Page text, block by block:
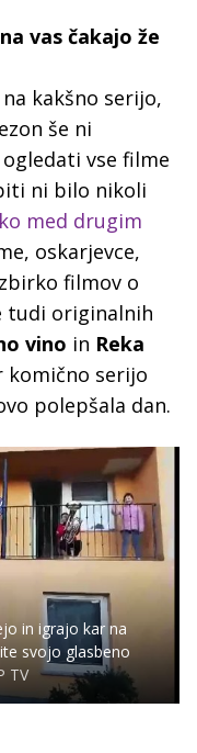
vas čakajo že
kakšno serijo,
še ni
vse filme
ni bilo nikoli
med drugim
oskarjevce,
filmov o
tudi originalnih
vino in Reka
komično serijo
polepšala dan.
in igrajo kar na
svojo glasbeno
TV